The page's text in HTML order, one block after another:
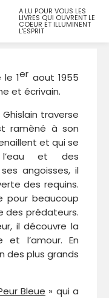
A LU POUR VOUS LES
LIVRES QUI OUVRENT LE
COEUR ET ILLUMINENT
L'ESPRIT
le 1er aout 1955
et écrivain.
traverse
ramèné à son
et qui se
et des
angoisses, il
des requins.
pour beaucoup
des prédateurs.
il découvre la
l’amour. En
des plus grands
Bleue » qui a